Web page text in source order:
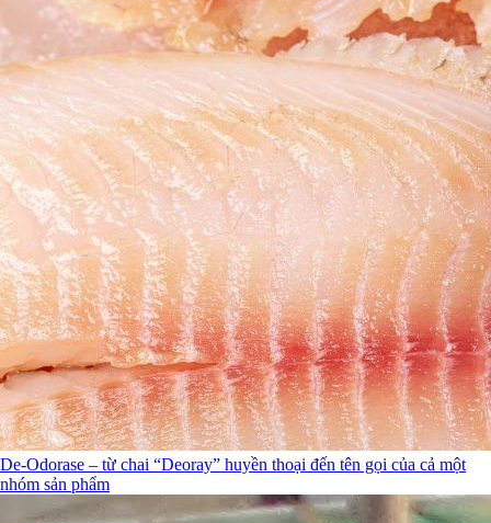
De-Odorase – từ chai “Deoray” huyền thoại đến tên gọi của cả một
nhóm sản phẩm